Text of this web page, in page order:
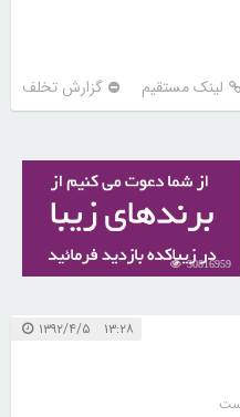
لینک مستقیم گزارش تخلف
30816959
۱۳:۲۸ ۱۳۹۲/۴/۵